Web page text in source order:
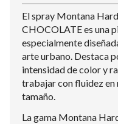
El spray Montana
CHOCOLATE es una
especialmente
arte urbano. Destaca
intensidad de color y
trabajar con fluidez en
tamaño.
La gama Montana